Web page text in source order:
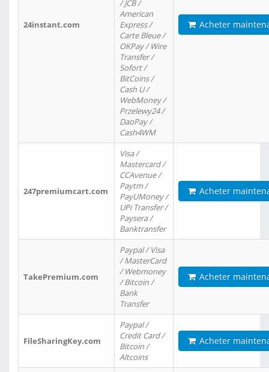
24instant.com
/ JCB /
American
Express /
Carte Bleue /
OKPay / Wire
Transfer /
Sofort /
BitCoins /
Cash U /
WebMoney /
Przelewy24 /
DaoPay /
Cash4WM
Acheter
247premiumcart.com
Visa /
Mastercard /
CCAvenue /
Paytm /
PayUMoney /
UPi Transfer /
Paysera /
Banktransfer
Acheter
TakePremium.com
Paypal / Visa
/ MasterCard
/ Webmoney
/ Bitcoin /
Bank
Transfer
Acheter
FileSharingKey.com
Paypal /
Credit Card /
Bitcoin /
Altcoins
Acheter